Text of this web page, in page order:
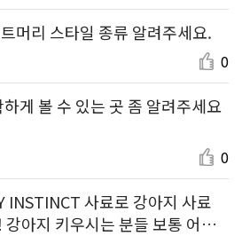
머리 스타일 종류 알려주세요.
0
게 볼 수 있는 곳 좀 알려주세요
0
INSTINCT 사료로 강아지 사료
아지 키우시는 분들 보통 어떤